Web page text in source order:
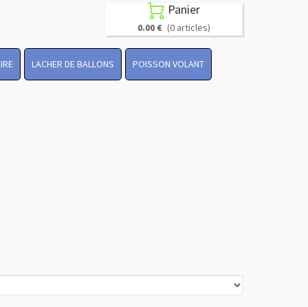
 Panier
0.00 € (0 articles)
LACHER DE BALLONS POISSON VOLANT